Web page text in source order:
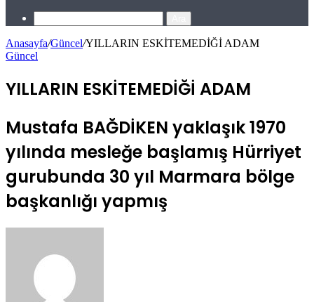
Anasayfa/Güncel/YILLARIN ESKİTEMEDİĞİ ADAM
Güncel
YILLARIN ESKİTEMEDİĞİ ADAM
Mustafa BAĞDİKEN yaklaşık 1970
yılında mesleğe başlamış Hürriyet
gurubunda 30 yıl Marmara bölge
başkanlığı yapmış